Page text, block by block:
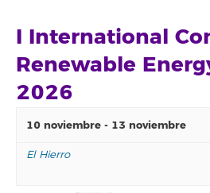
I International
Renewable
2026
10 noviembre - 13 noviembre
El Hierro